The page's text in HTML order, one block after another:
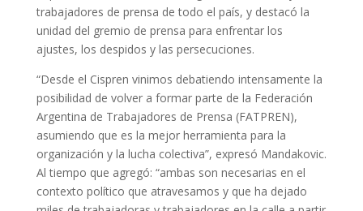
trabajadores de prensa de todo el país, y destacó la
unidad del gremio de prensa para enfrentar los
ajustes, los despidos y las persecuciones.
“Desde el Cispren vinimos debatiendo intensamente la
posibilidad de volver a formar parte de la Federación
Argentina de Trabajadores de Prensa (FATPREN),
asumiendo que es la mejor herramienta para la
organización y la lucha colectiva”, expresó Mandakovic.
Al tiempo que agregó: “ambas son necesarias en el
contexto político que atravesamos y que ha dejado